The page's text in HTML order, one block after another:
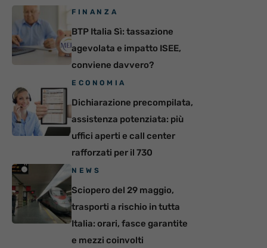
FINANZA
BTP Italia Sì: tassazione
agevolata e impatto ISEE,
conviene davvero?
ECONOMIA
Dichiarazione precompilata,
assistenza potenziata: più
uffici aperti e call center
rafforzati per il 730
NEWS
Sciopero del 29 maggio,
trasporti a rischio in tutta
Italia: orari, fasce garantite
e mezzi coinvolti